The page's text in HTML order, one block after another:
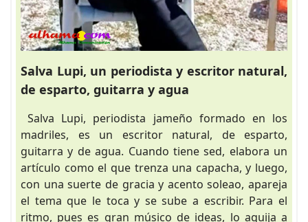
Salva Lupi, un periodista y escritor natural,
de esparto, guitarra y agua
Salva Lupi, periodista jameño formado en los
madriles, es un escritor natural, de esparto,
guitarra y de agua. Cuando tiene sed, elabora un
artículo como el que trenza una capacha, y luego,
con una suerte de gracia y acento soleao, apareja
el tema que le toca y se sube a escribir. Para el
ritmo, pues es gran músico de ideas, lo aguija a